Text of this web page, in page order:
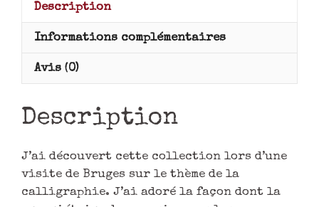
Description
Informations complémentaires
Avis (0)
Description
J’ai découvert cette collection lors d’une
visite de Bruges sur le thème de la
calligraphie. J’ai adoré la façon dont la